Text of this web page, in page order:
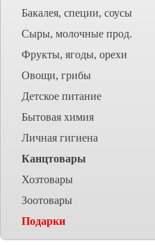
Бакалея, специи, соусы
Сыры, молочные прод.
Фрукты, ягоды, орехи
Овощи, грибы
Детское питание
Бытовая химия
Личная гигиена
Канцтовары
Хозтовары
Зоотовары
Подарки